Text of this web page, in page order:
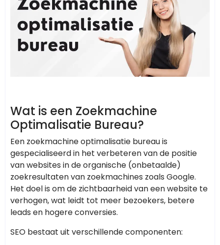
Wat is een Zoekmachine
Optimalisatie Bureau?
Een zoekmachine optimalisatie bureau is
gespecialiseerd in het verbeteren van de positie
van websites in de organische (onbetaalde)
zoekresultaten van zoekmachines zoals Google.
Het doel is om de zichtbaarheid van een website te
verhogen, wat leidt tot meer bezoekers, betere
leads en hogere conversies.
SEO bestaat uit verschillende componenten: